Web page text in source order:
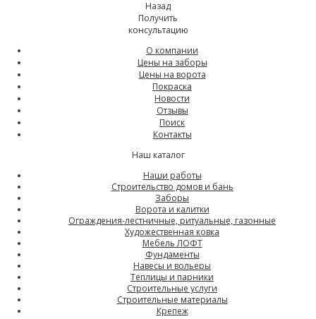
Назад
Получить
консультацию
О компании
Цены на заборы
Цены на ворота
Покраска
Новости
Отзывы
Поиск
Контакты
Наш каталог
Наши работы
Строительство домов и бань
Заборы
Ворота и калитки
Ограждения-лестничные, ритуальные, газонные
Художественная ковка
Мебель ЛОФТ
Фундаменты
Навесы и вольеры
Теплицы и парники
Строительные услуги
Строительные материалы
Крепеж